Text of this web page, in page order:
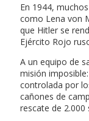
En 1944,
como Lena von
que Hitler se
Ejército Rojo
A un equipo de
misión
controlada por
cañones de
rescate de